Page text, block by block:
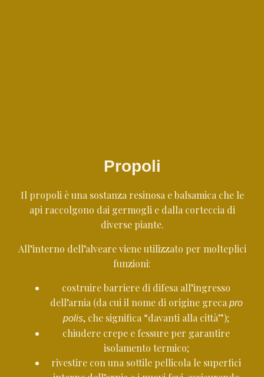
Propoli
Il propoli è una sostanza resinosa e balsamica che le
api raccolgono dai germogli e dalla corteccia di
diverse piante.
All’interno dell’alveare viene utilizzato per molteplici
funzioni:
costruire barriere di difesa all’ingresso
dell’arnia (da cui il nome di origine greca pro
polis, che significa “davanti alla città”);
chiudere crepe e fessure per garantire
isolamento termico;
rivestire con una sottile pellicola le superfici